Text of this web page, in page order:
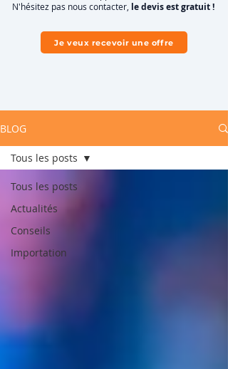
N'hésitez pas nous contacter, le devis estgratuit !
Je veux recevoir une offre
BLOG
Tous les posts
Actualités
Conseils
Importation
Tous les posts